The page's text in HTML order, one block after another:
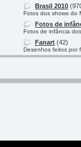
Brasil 2010
Fotos dos shows do
Fotos de
Fotos de infância
Fanart (42)
Desenhos feitos por